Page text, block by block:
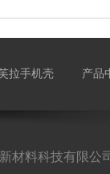
拉手机壳 产品
材料科技有限